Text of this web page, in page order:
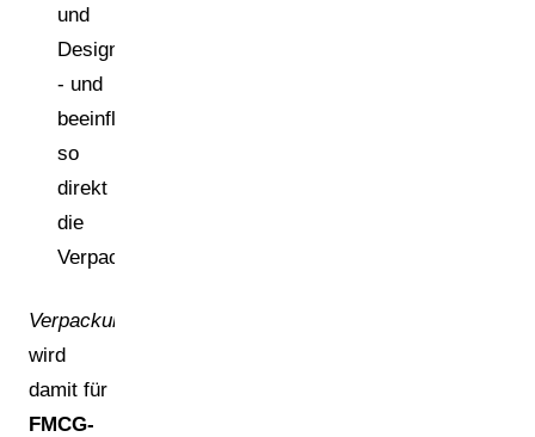
und
Design
- und
beeinflussen
so
direkt
die
Verpackungskosten.
Verpackungskonformität
wird
damit für
FMCG-